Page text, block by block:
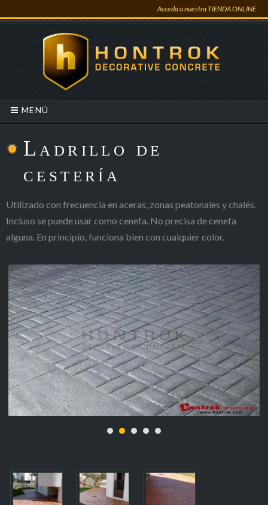
Acceda a nuestra TIENDA ONLINE
MENÚ
Ladrillo de
cestería
Utilizado con frecuencia en aceras, zonas peatonales y chalés.
Incluso se puede usar como cenefa. No precisa de cenefa
alguna. En principio, funciona bien con cualquier color.